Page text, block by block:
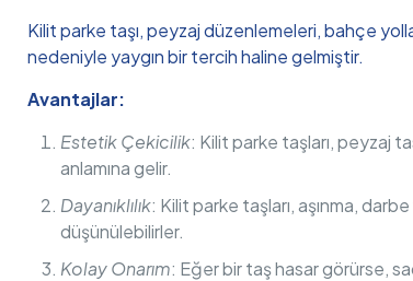
Kilit parke taşı, peyzaj düzenlemeleri, bahçe
nedeniyle yaygın bir tercih haline gelmiştir.
Avantajlar:
Estetik Çekicilik: Kilit parke taşları, peyzaj
anlamına gelir.
Dayanıklılık: Kilit parke taşları, aşınma,
düşünülebilirler.
Kolay Onarım: Eğer bir taş hasar görürse,